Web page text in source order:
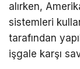
alırken,
sistemleri
tarafından
işgale karşı